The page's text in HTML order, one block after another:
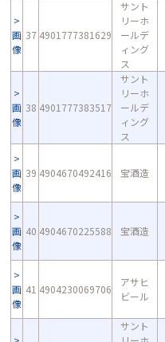
画
像
37 4901777381629
サント
リーホ
ールデ
ィング
ス
画
像
38 4901777383517
サント
リーホ
ールデ
ィング
ス
画
像
39 4904670492416 宝酒造
画
像
40 4904670225588 宝酒造
画
像
41 4904230069706
アサヒ
ビール
サント